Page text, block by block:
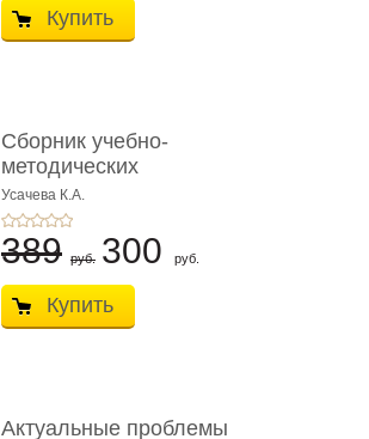
Купить
Сборник учебно-
методических
материалов по кур ...
Усачева К.А.
389 руб. 300 руб.
Купить
Актуальные проблемы